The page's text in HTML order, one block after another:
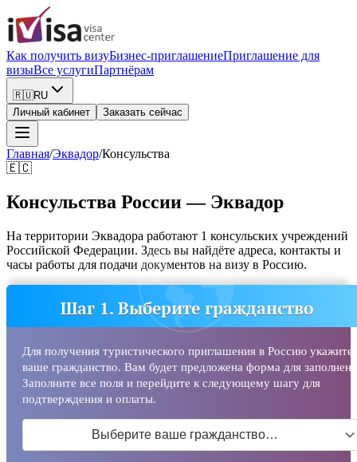
Как получить визуБизнес-приглашениеПриглашение для
визыВсе услугиПартнёрам
🇷🇺RU
Личный кабинет
Заказать сейчас
Главная/Эквадор/Консульства
🇪🇨
Консульства России — Эквадор
На территории Эквадора работают 1 консульских учреждений
Российской Федерации. Здесь вы найдёте адреса, контакты и
часы работы для подачи документов на визу в Россию.
Шаг 1. Выберите гражданство
Для получения туристического приглашения в Россию укажите
ваше гражданство. Вам будет предложена форма для
Заполните все поля и перейдите к следующему шагу для
подтверждения и оплаты.
Выберите ваше гражданство…